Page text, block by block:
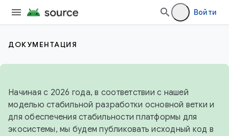
Войти
ДОКУМЕНТАЦИЯ
Начиная с 2026 года, в соответствии с нашей
моделью стабильной разработки основной ветки и
для обеспечения стабильности платформы для
экосистемы, мы будем публиковать исходный код в